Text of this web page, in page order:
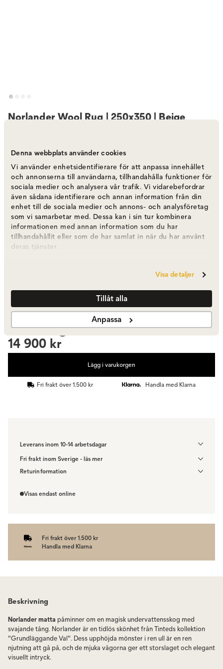
Denna webbplats använder cookies
Vi använder enhetsidentifierare för att anpassa innehållet
och annonserna till användarna, tillhandahålla funktioner för
sociala medier och analysera vår trafik. Vi vidarebefordrar
även sådana identifierare och annan information från din
enhet till de sociala medier och annons- och analysföretag
som vi samarbetar med. Dessa kan i sin tur kombinera
informationen med annan information som du har
tillhandahållit eller som de har samlat in när du har använt
deras tjänster.
Visa detaljer
Tillåt alla
Anpassa
Norlander Wool Rug | 250x350 | Beige
Välj färg250x350 cm
250x350 cm 14 900 kr
200x300 cm
300x400 cm 18 900 kr
14 900 kr
Lägg i varukorgen
Fri frakt över 1.500 kr Handla med Klarna
Leverans inom 10-14 arbetsdagar
Fri frakt inom Sverige - läs mer
Denna vara skickas till din port/tomtgräns. Innan leverans blir du
Returinformation
enligt distansavtalslagen.
Visas endast online
Fri frakt över 1.500 kr
Handla med Klarna
Beskrivning
Norlander matta påminner om en magisk undervattensskog med
svajande tång. Norlander är en tidlös skönhet från Tinteds kollektion
"Grundläggande Val". Dess upphöjda mönster i ren ull är en ren
njutning att gå på, och de mjuka vågorna ger ett storslaget och elegant
visuellt intryck.